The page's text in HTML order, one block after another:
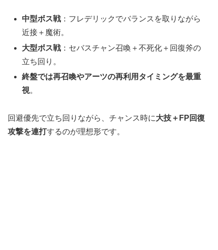
中型ボス戦：フレデリックでバランスを取りながら
近接＋魔術。
大型ボス戦：セバスチャン召喚＋不死化＋回復斧の
立ち回り。
終盤では再召喚やアーツの再利用タイミングを最重
視。
回避優先で立ち回りながら、チャンス時に大技＋FP回復
攻撃を連打するのが理想形です。